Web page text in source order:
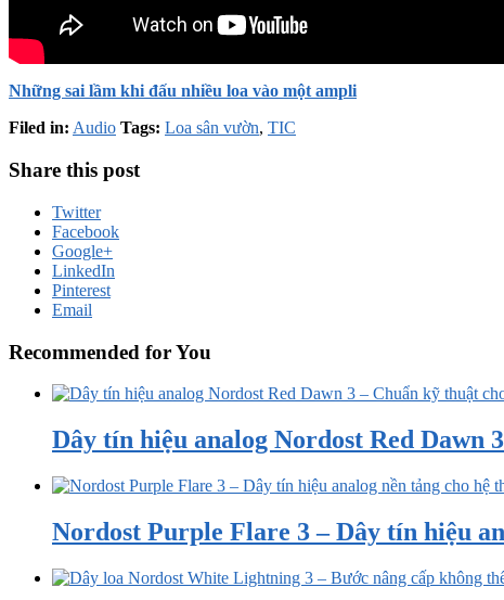
Những sai lầm khi đấu nhiều loa vào một ampli
Filed in: Audio Tags: Loa sân vườn, TIC
Share this post
Twitter
Facebook
Google+
LinkedIn
Pinterest
Email
Recommended for You
Dây tín hiệu analog Nordost Red
Nordost Purple Flare 3 – Dây tín hiệu